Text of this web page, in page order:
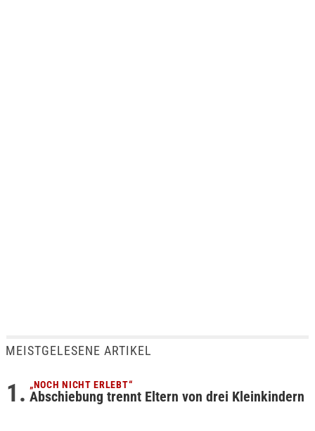
MEISTGELESENE ARTIKEL
„NOCH NICHT ERLEBT“
Abschiebung trennt Eltern von drei Kleinkindern